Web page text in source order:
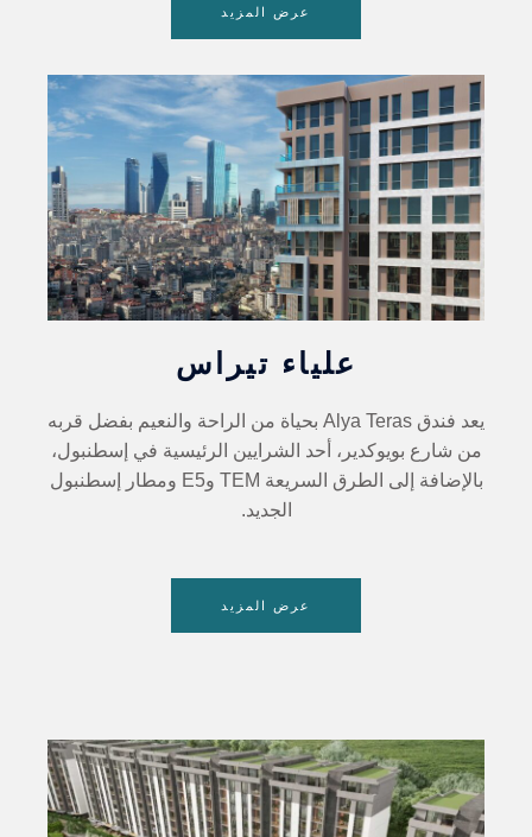
عرض المزيد
علياء تيراس
يعد فندق Alya Teras بحياة من الراحة والنعيم بفضل قربه
من شارع بويوكدير، أحد الشرايين الرئيسية في إسطنبول،
بالإضافة إلى الطرق السريعة TEM وE5 ومطار إسطنبول
الجديد.
عرض المزيد